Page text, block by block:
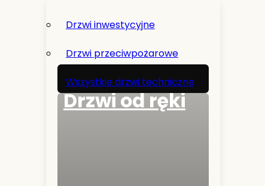
Drzwi inwestycyjne
Drzwi przeciwpożarowe
Wszystkie drzwi techniczne
Drzwi od ręki